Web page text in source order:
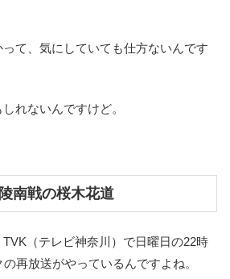
て、気にしていても仕方ないんです
れないんですけど。
南戦の桜木花道
（テレビ神奈川）で日曜日の22時
再放送がやっているんですよね。